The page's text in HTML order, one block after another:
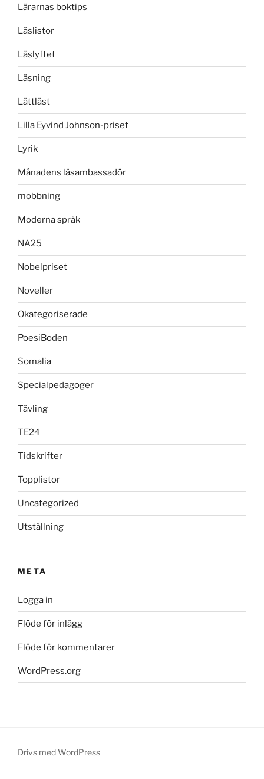
Lärarnas boktips
Läslistor
Läslyftet
Läsning
Lättläst
Lilla Eyvind Johnson-priset
Lyrik
Månadens läsambassadör
mobbning
Moderna språk
NA25
Nobelpriset
Noveller
Okategoriserade
PoesiBoden
Somalia
Specialpedagoger
Tävling
TE24
Tidskrifter
Topplistor
Uncategorized
Utställning
META
Logga in
Flöde för inlägg
Flöde för kommentarer
WordPress.org
Drivs med WordPress